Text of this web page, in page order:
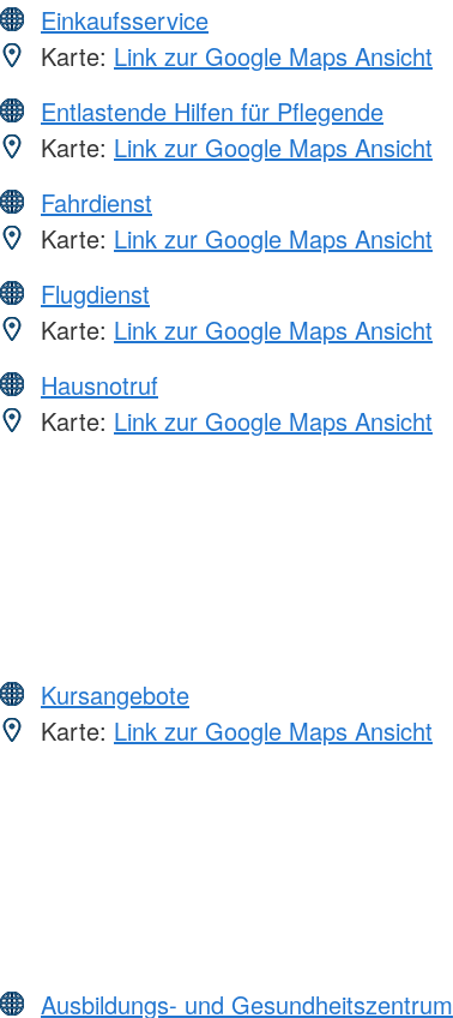
Einkaufsservice
Karte: Link zur Google Maps Ansicht
Entlastende Hilfen für Pflegende
Karte: Link zur Google Maps Ansicht
Fahrdienst
Karte: Link zur Google Maps Ansicht
Flugdienst
Karte: Link zur Google Maps Ansicht
Hausnotruf
Karte: Link zur Google Maps Ansicht
Kursangebote
Karte: Link zur Google Maps Ansicht
Ausbildungs- und Gesundheitszentrum